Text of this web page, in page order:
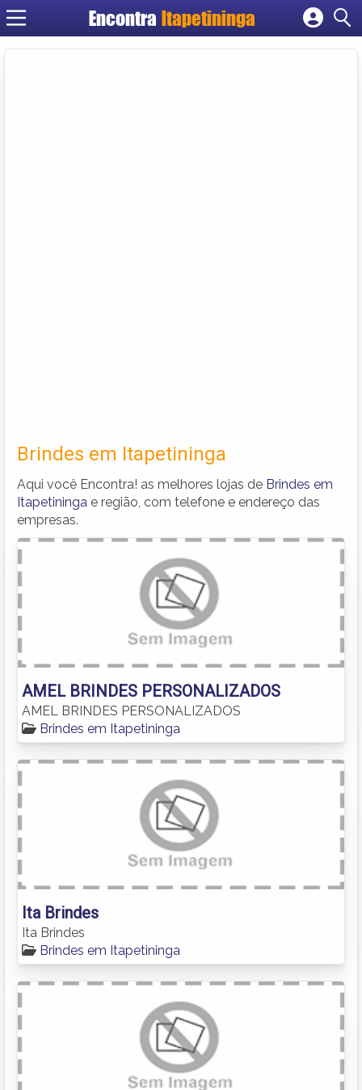
Encontra Itapetininga
Cadastrar empresa
Brindes em Itapetininga
Aqui você Encontra! as melhores lojas de Brindes em
Itapetininga e região, com telefone e endereço das
empresas.
AMEL BRINDES PERSONALIZADOS
AMEL BRINDES PERSONALIZADOS
Brindes em Itapetininga
Ita Brindes
Ita Brindes
Brindes em Itapetininga